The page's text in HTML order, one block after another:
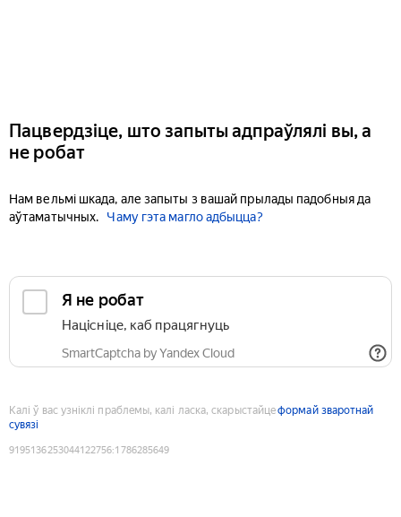
Пацвердзіце, што запыты адпраўлялі вы, а
не робат
Нам вельмі шкада, але запыты з вашай прылады падобныя да
аўтаматычных.
Чаму гэта магло адбыцца?
Я не робат
Націсніце, каб працягнуць
SmartCaptcha by Yandex Cloud
Калі ў вас узніклі праблемы, калі ласка, скарыстайцеформай зваротнай
сувязі
9195136253044122756:1786285649